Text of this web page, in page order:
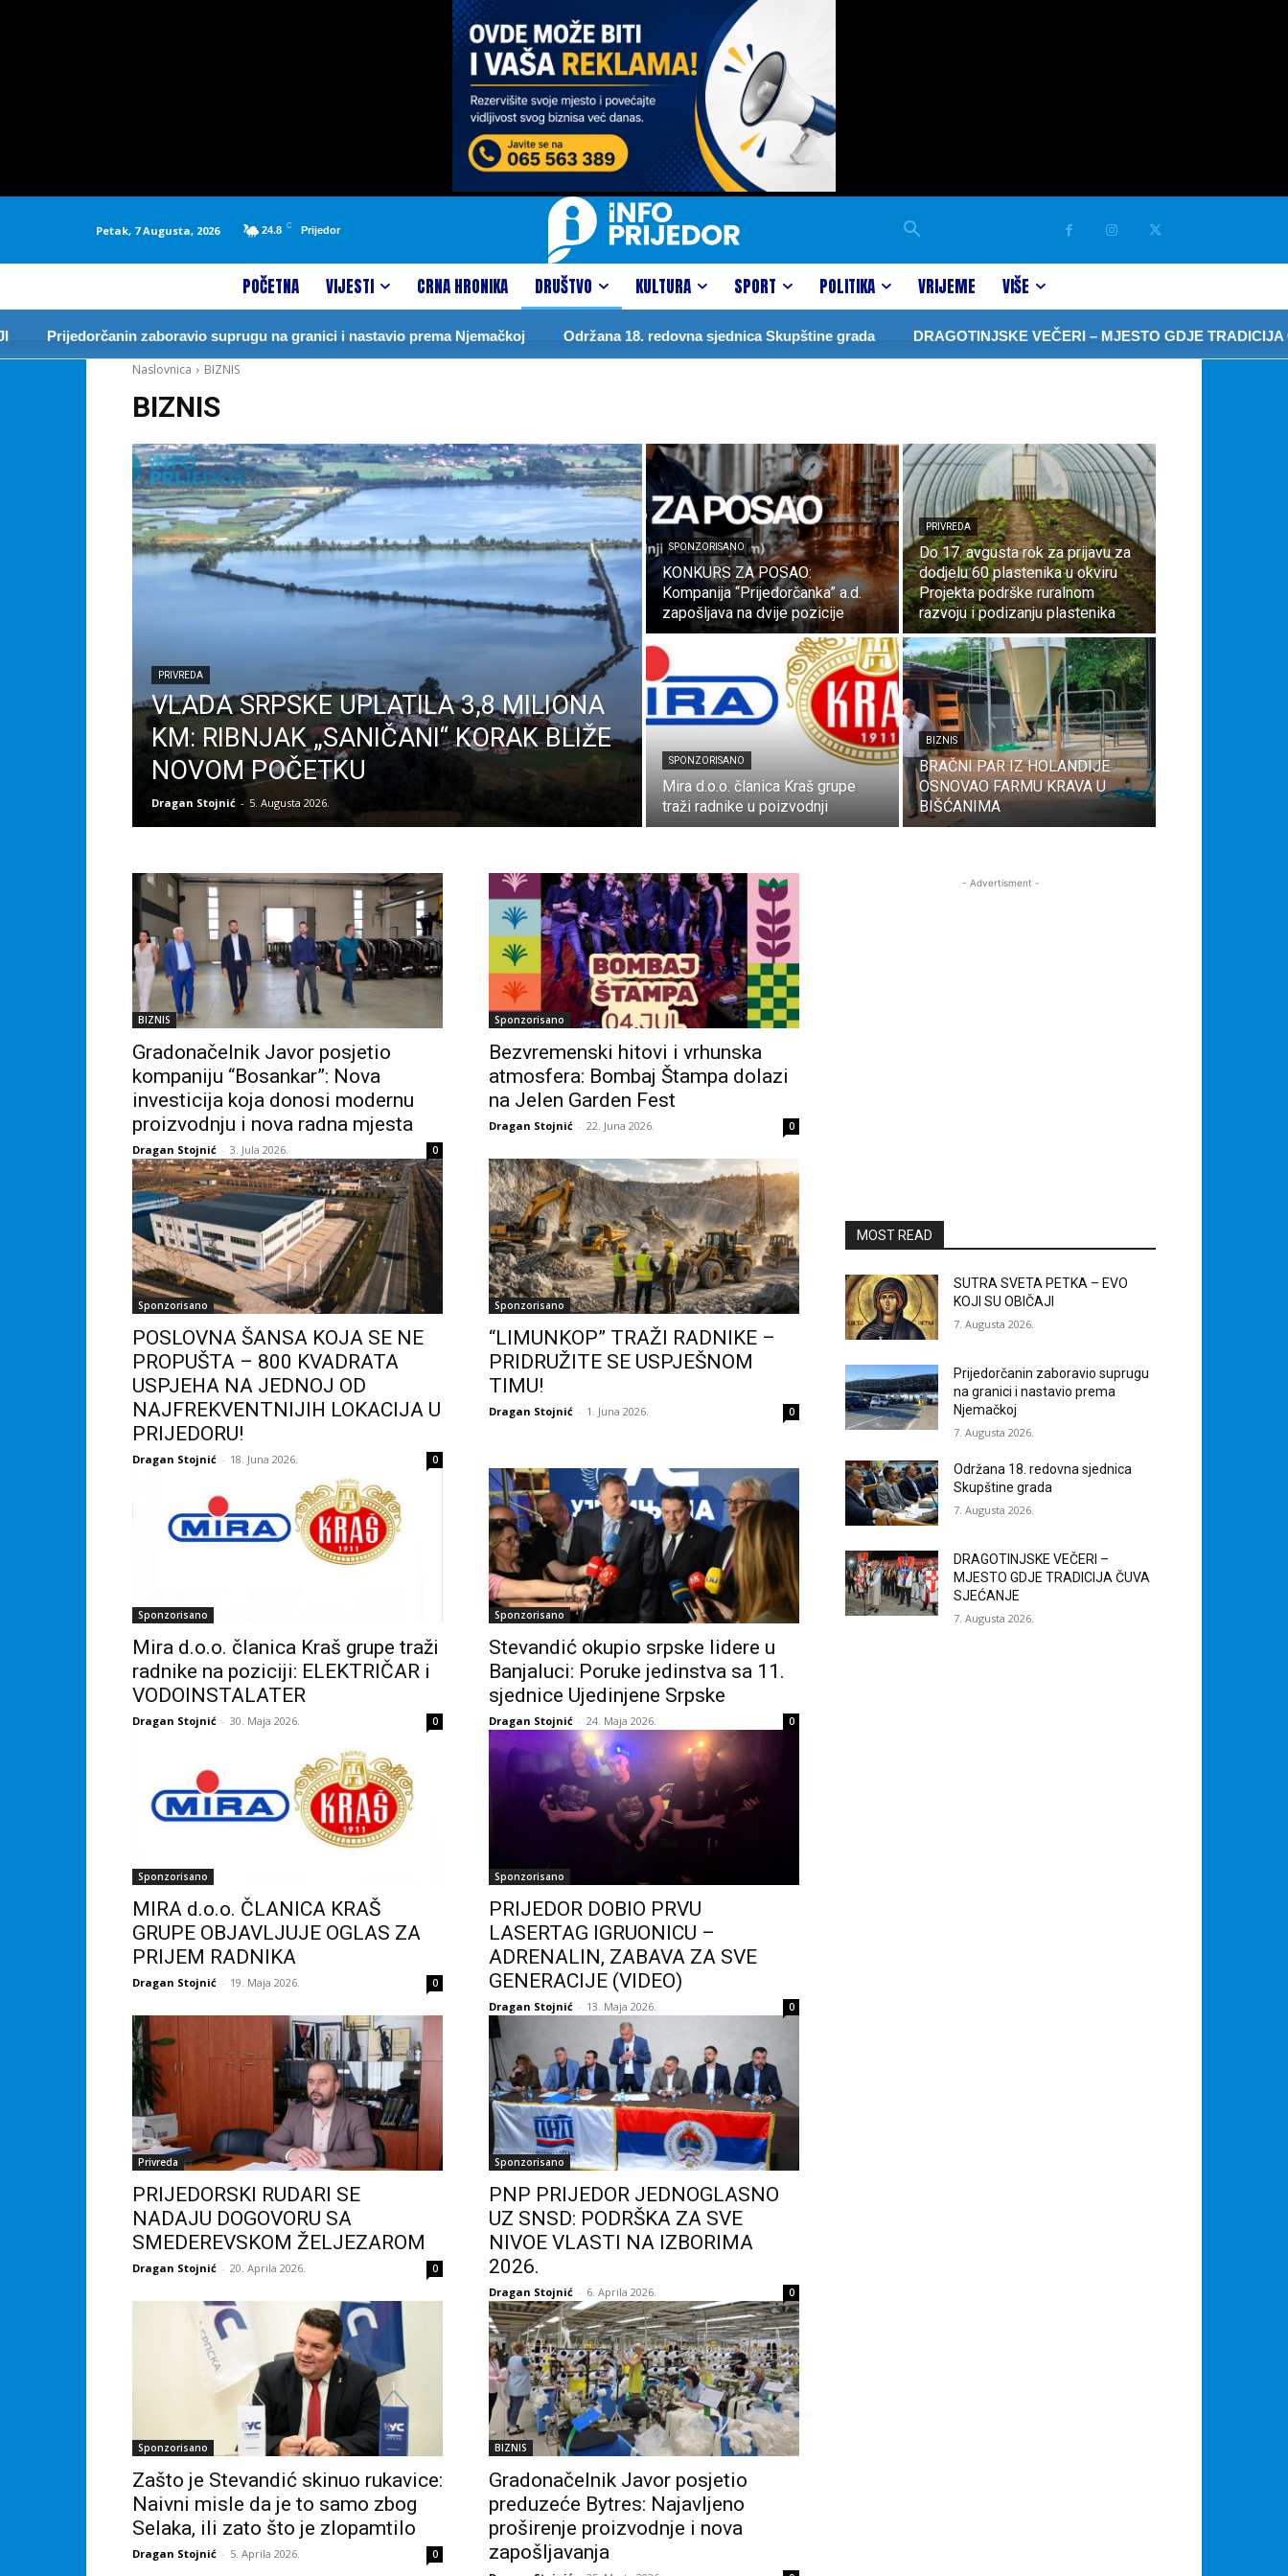
Petak, 7 Augusta, 2026 24.8 C Prijedor
POČETNA VIJESTI CRNA HRONIKA DRUŠTVO KULTURA SPORT POLITIKA VRIJEME VIŠE
zaboravio suprugu na granici i nastavio prema Njemačkoj Održana 18. redovna sjednica Skupštine grada DRAGOTINJSKE VEČERI – MJESTO GDJE TRADICIJA ČUVA
Naslovnica BIZNIS
BIZNIS
PRIVREDA
VLADA SRPSKE UPLATILA 3,8 MILIONA
KM: RIBNJAK „SANIČANI“ KORAK BLIŽE
NOVOM POČETKU
Dragan Stojnić - 5. Augusta 2026.
SPONZORISANO
KONKURS ZA POSAO:
Kompanija “Prijedorčanka” a.d.
zapošljava na dvije pozicije
PRIVREDA
Do 17. avgusta rok za prijavu za
dodjelu 60 plastenika u okviru
Projekta podrške ruralnom
razvoju i podizanju plastenika
SPONZORISANO
Mira d.o.o. članica Kraš grupe
traži radnike u poizvodnji
BIZNIS
BRAČNI PAR IZ HOLANDIJE
OSNOVAO FARMU KRAVA U
BIŠĆANIMA
BIZNIS
Gradonačelnik Javor posjetio
kompaniju “Bosankar”: Nova
investicija koja donosi modernu
proizvodnju i nova radna mjesta
Dragan Stojnić - 3. Jula 2026. 0
Sponzorisano
Bezvremenski hitovi i vrhunska
atmosfera: Bombaj Štampa dolazi
na Jelen Garden Fest
Dragan Stojnić - 22. Juna 2026. 0
Sponzorisano
POSLOVNA ŠANSA KOJA SE NE
PROPUŠTA – 800 KVADRATA
USPJEHA NA JEDNOJ OD
NAJFREKVENTNIJIH LOKACIJA U
PRIJEDORU!
Dragan Stojnić - 18. Juna 2026. 0
Sponzorisano
“LIMUNKOP” TRAŽI RADNIKE –
PRIDRUŽITE SE USPJEŠNOM
TIMU!
Dragan Stojnić - 1. Juna 2026. 0
Sponzorisano
Mira d.o.o. članica Kraš grupe traži
radnike na poziciji: ELEKTRIČAR i
VODOINSTALATER
Dragan Stojnić - 30. Maja 2026. 0
Sponzorisano
Stevandić okupio srpske lidere u
Banjaluci: Poruke jedinstva sa 11.
sjednice Ujedinjene Srpske
Dragan Stojnić - 24. Maja 2026. 0
Sponzorisano
MIRA d.o.o. ČLANICA KRAŠ
GRUPE OBJAVLJUJE OGLAS ZA
PRIJEM RADNIKA
Dragan Stojnić - 19. Maja 2026. 0
Sponzorisano
PRIJEDOR DOBIO PRVU
LASERTAG IGRUONICU –
ADRENALIN, ZABAVA ZA SVE
GENERACIJE (VIDEO)
Dragan Stojnić - 13. Maja 2026. 0
Privreda
PRIJEDORSKI RUDARI SE
NADAJU DOGOVORU SA
SMEDEREVSKOM ŽELJEZAROM
Dragan Stojnić - 20. Aprila 2026. 0
Sponzorisano
PNP PRIJEDOR JEDNOGLASNO
UZ SNSD: PODRŠKA ZA SVE
NIVOE VLASTI NA IZBORIMA
2026.
Dragan Stojnić - 6. Aprila 2026. 0
Sponzorisano
Zašto je Stevandić skinuo rukavice:
Naivni misle da je to samo zbog
Selaka, ili zato što je zlopamtilo
Dragan Stojnić - 5. Aprila 2026. 0
BIZNIS
Gradonačelnik Javor posjetio
preduzeće Bytres: Najavljeno
proširenje proizvodnje i nova
zapošljavanja
- Advertisment -
MOST READ
SUTRA SVETA PETKA – EVO
KOJI SU OBIČAJI
7. Augusta 2026.
Prijedorčanin zaboravio suprugu
na granici i nastavio prema
Njemačkoj
7. Augusta 2026.
Održana 18. redovna sjednica
Skupštine grada
7. Augusta 2026.
DRAGOTINJSKE VEČERI –
MJESTO GDJE TRADICIJA ČUVA
SJEĆANJE
7. Augusta 2026.